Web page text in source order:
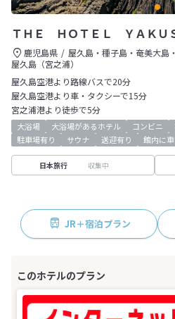
ＴＨＥ ＨＯＴＥＬ ＹＡＫＵ
鹿児島県
屋久島・種子島・奄美大島
屋久島（宮之浦）
屋久島空港より路線バスで20分
屋久島空港より車・タクシーで15分
宮之浦港より徒歩で5分
大浴場 大浴場があるホテル コンビニ
駐車場有り
サウナ 送迎有り 館内に
日本旅行 収集中
JR＋宿泊プラン